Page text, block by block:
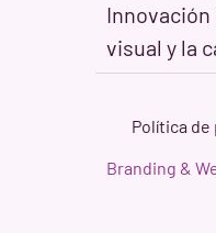
Innovación
visual y la
Política de
Branding &